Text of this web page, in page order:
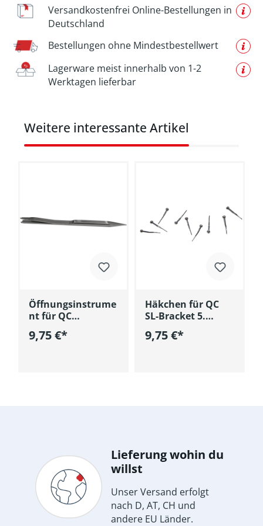
Versandkostenfrei Online-Bestellungen in
Deutschland
Bestellungen ohne Mindestbestellwert
Lagerware meist innerhalb von 1-2
Werktagen lieferbar
Produktgalerie überspringen
Weitere interessante Artikel
Öffnungsinstrume
nt für QC
selbstligierende
9,75 €*
Häkchen für QC
SL-Bracket 5.
Generation
9,75 €*
Lieferung wohin du
willst
Unser Versand erfolgt
nach D, AT, CH und
andere EU Länder.